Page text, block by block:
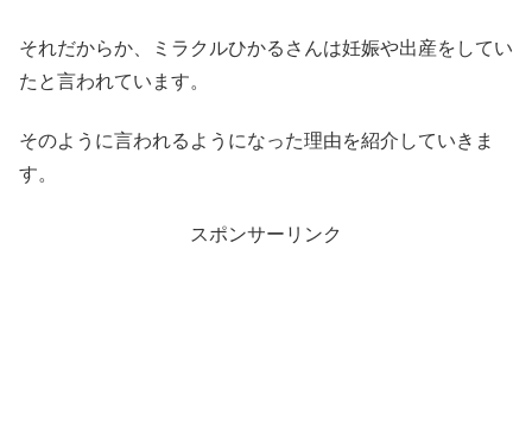
それだからか、ミラクルひかるさんは妊娠や出産をしてい
たと言われています。
そのように言われるようになった理由を紹介していきま
す。
スポンサーリンク